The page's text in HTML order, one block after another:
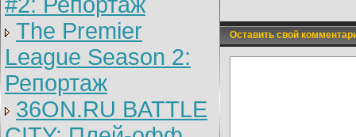
The Premier
League Season 2:
Репортаж
36ON.RU BATTLE
Оставить свой